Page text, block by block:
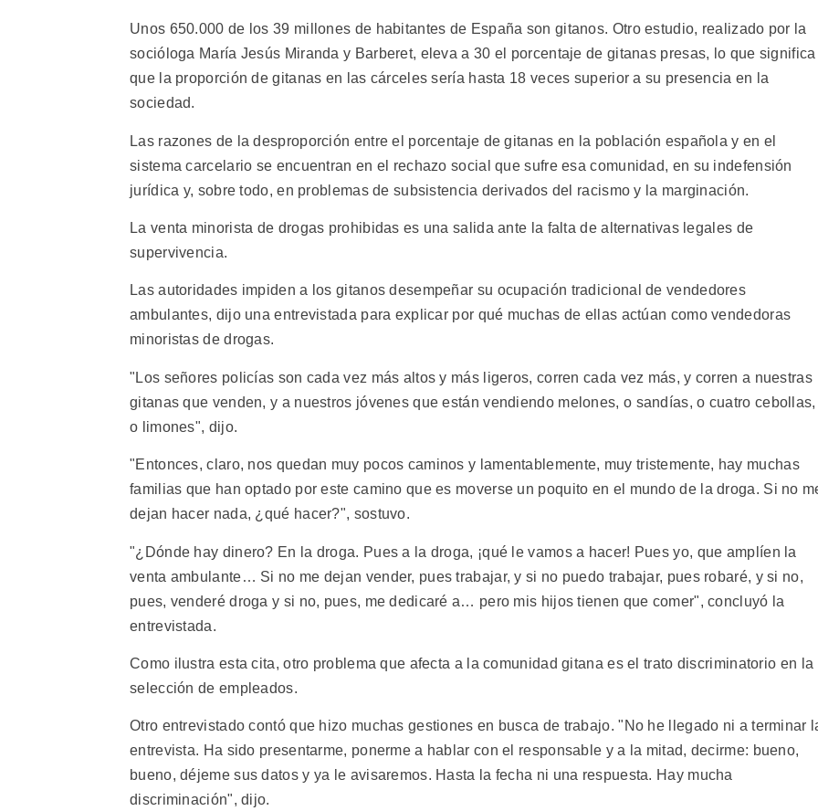
Unos 650.000 de los 39 millones de habitantes de España son gitanos. Otro estudio, realizado por la
socióloga María Jesús Miranda y Barberet, eleva a 30 el porcentaje de gitanas presas, lo que significa
que la proporción de gitanas en las cárceles sería hasta 18 veces superior a su presencia en la
sociedad.
Las razones de la desproporción entre el porcentaje de gitanas en la población española y en el
sistema carcelario se encuentran en el rechazo social que sufre esa comunidad, en su indefensión
jurídica y, sobre todo, en problemas de subsistencia derivados del racismo y la marginación.
La venta minorista de drogas prohibidas es una salida ante la falta de alternativas legales de
supervivencia.
Las autoridades impiden a los gitanos desempeñar su ocupación tradicional de vendedores
ambulantes, dijo una entrevistada para explicar por qué muchas de ellas actúan como vendedoras
minoristas de drogas.
"Los señores policías son cada vez más altos y más ligeros, corren cada vez más, y corren a nuestras
gitanas que venden, y a nuestros jóvenes que están vendiendo melones, o sandías, o cuatro cebollas,
o limones", dijo.
"Entonces, claro, nos quedan muy pocos caminos y lamentablemente, muy tristemente, hay muchas
familias que han optado por este camino que es moverse un poquito en el mundo de la droga. Si no
dejan hacer nada, ¿qué hacer?", sostuvo.
"¿Dónde hay dinero? En la droga. Pues a la droga, ¡qué le vamos a hacer! Pues yo, que amplíen la
venta ambulante… Si no me dejan vender, pues trabajar, y si no puedo trabajar, pues robaré, y si no,
pues, venderé droga y si no, pues, me dedicaré a… pero mis hijos tienen que comer", concluyó la
entrevistada.
Como ilustra esta cita, otro problema que afecta a la comunidad gitana es el trato discriminatorio en la
selección de empleados.
Otro entrevistado contó que hizo muchas gestiones en busca de trabajo. "No he llegado ni a terminar
entrevista. Ha sido presentarme, ponerme a hablar con el responsable y a la mitad, decirme: bueno,
bueno, déjeme sus datos y ya le avisaremos. Hasta la fecha ni una respuesta. Hay mucha
discriminación", dijo.